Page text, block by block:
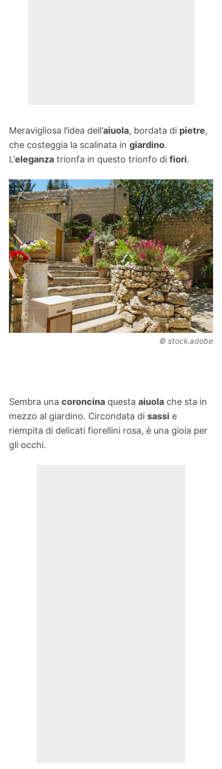
Meravigliosa l’idea dell’aiuola, bordata di pietre,
che costeggia la scalinata in giardino.
L’eleganza trionfa in questo trionfo di fiori.
© stock.adobe
Sembra una coroncina questa aiuola che sta in
mezzo al giardino. Circondata di sassi e
riempita di delicati fiorellini rosa, è una gioia per
gli occhi.